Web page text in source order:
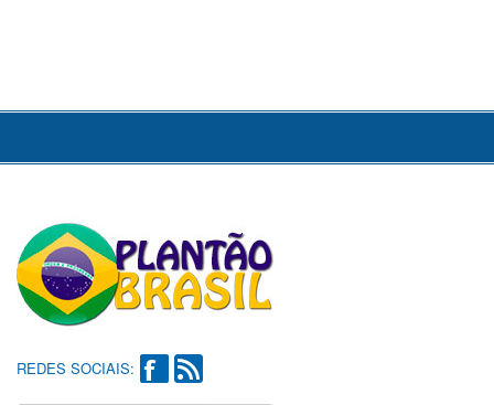
REDES SOCIAIS: